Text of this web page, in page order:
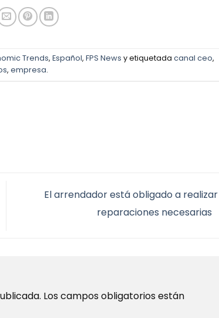
Trends, Español, FPS News y etiquetada canal ceo,
, empresa.
El arrendador está obligado a realizar
reparaciones necesarias
Los campos obligatorios están